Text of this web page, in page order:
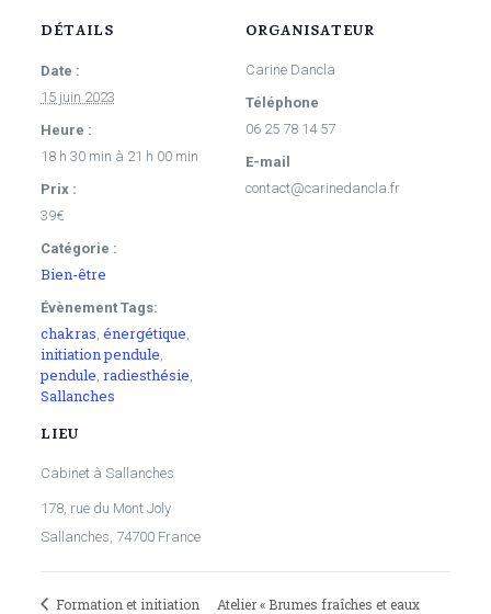
DÉTAILS
Date :
15 juin 2023
Heure :
18 h 30 min à 21 h 00 min
Prix :
39€
Catégorie :
Bien-être
Évènement Tags:
chakras énergétique
initiation pendule
pendule radiesthésie
Sallanches
LIEU
Cabinet à Sallanches
178, rue du Mont Joly
Sallanches 74700 France
ORGANISATEUR
Carine Dancla
Téléphone
06 25 78 14 57
E-mail
contact@carinedancla.fr
Formation et initiation
Atelier « Brumes fraîches et eaux